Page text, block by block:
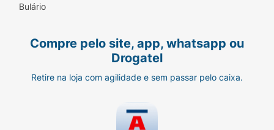
Bulário
Compre pelo site, app, whatsapp ou
Drogatel
Retire na loja com agilidade e sem passar pelo caixa.